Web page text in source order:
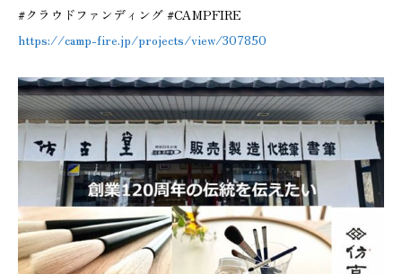
#クラウドファンディング #CAMPFIRE
https://camp-fire.jp/projects/view/307850